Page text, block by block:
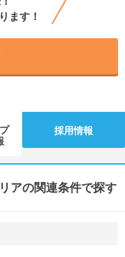
ます！
採用情報
アの関連条件で探す